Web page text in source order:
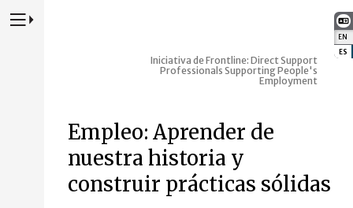
EN
ES
Presione para alternar la navegación principal del sitio web
Iniciativa de Frontline: Direct Support
Professionals Supporting People's
Employment
Empleo: Aprender de
nuestra historia y
construir prácticas sólidas